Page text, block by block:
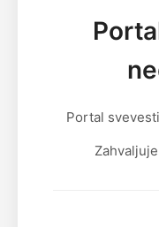
Portal